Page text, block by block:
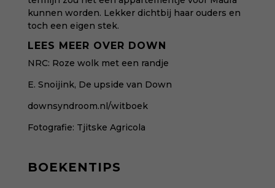
kunnen worden. Lekker dichtbij haar ouders en
toch een eigen stek.
LEES MEER OVER DOWN
NRC: Roze wolk met een randje
E. Snoijink, De upside van Down
downsyndroom.nl/witboek
Fotografie: Tjitske Agricola
BOEKENTIPS